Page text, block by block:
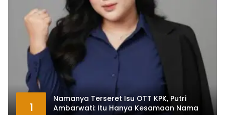
1
Namanya Terseret Isu OTT KPK, Putri
Ambarwati: Itu Hanya Kesamaan Nama